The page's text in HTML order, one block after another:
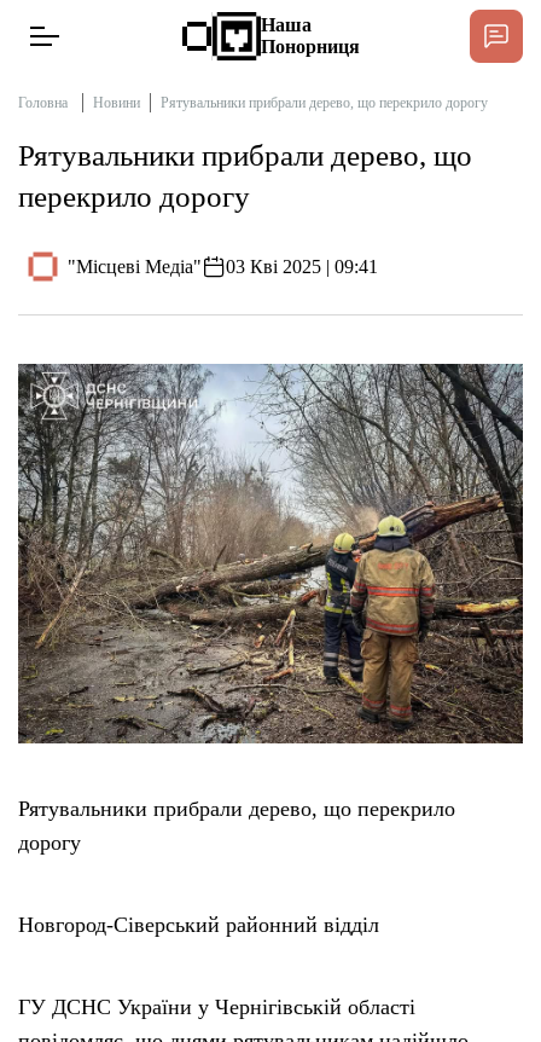
Новини
Інтерв’ю
Публікації
Довідник
Редакційна політика
Етичний кодекс
Рекламні прайси
Про нас
Контакти
Наша
Понорниця
Головна Новини Рятувальники прибрали дерево, що перекрило дорогу
Рятувальники прибрали дерево, що
перекрило дорогу
"Місцеві Медіа" 03 Кві 2025 | 09:41
Рятувальники прибрали дерево, що перекрило
дорогу
Новгород-Сіверський районний відділ
ГУ ДСНС України у Чернігівській області